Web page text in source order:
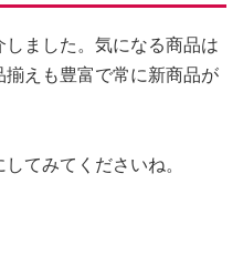
ました。気になる商品は
えも豊富で常に新商品が
てみてくださいね。